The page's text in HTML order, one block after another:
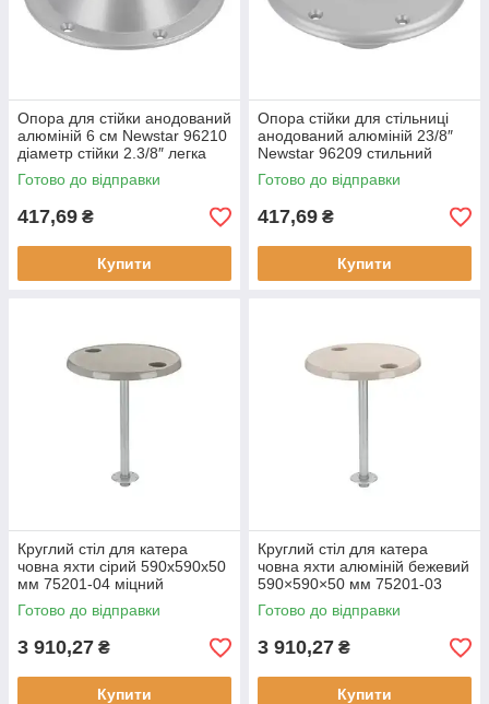
Опора для стійки анодований
алюміній 6 см Newstar 96210
діаметр стійки 2.3/8″ легка
установка
Готово до відправки
417,69 ₴
Купити
Опора стійки для стільниці
анодований алюміній 23/8″
Newstar 96209 стильний
дизайн стійкість і надійність
Готово до відправки
417,69 ₴
Купити
Круглий стіл для катера
човна яхти сірий 590х590х50
мм 75201-04 міцний
алюміній швидкознімна
основа
Готово до відправки
3 910,27 ₴
Купити
Круглий стіл для катера
човна яхти алюміній бежевий
590×590×50 мм 75201-03
стильний легкий
швидкознімний
Готово до відправки
3 910,27 ₴
Купити